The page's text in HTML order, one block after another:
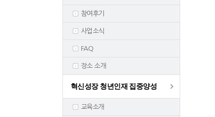
참여후기
사업소식
FAQ
장소 소개
혁신성장 청년인재 집중양성
교육소개